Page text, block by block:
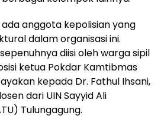
anggota kepolisian yang
dalam organisasi ini.
diisi oleh warga sipil
ketua Pokdar Kamtibmas
kepada Dr. Fathul Ihsani,
dari UIN Sayyid Ali
Tulungagung.